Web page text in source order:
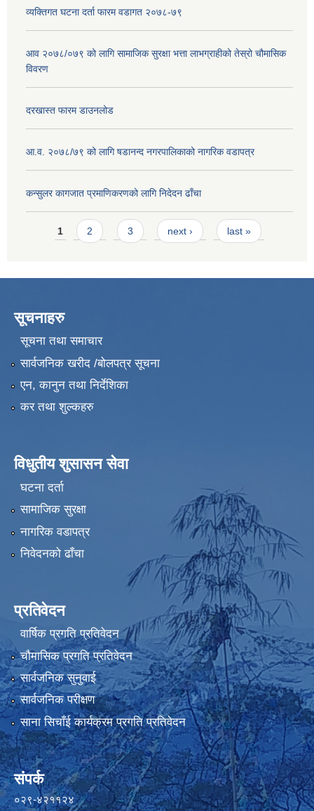
व्यक्तिगत घटना दर्ता फारम वडागत २०७८-७९
आव २०७८/०७९ को लागि सामाजिक सुरक्षा भत्ता लाभग्राहीको तेस्रो चौमासिक
विवरण
दरखास्त फारम डाउनलोड
आ.व. २०७८/७९ को लागि षडानन्द नगरपालिकाको नागरिक वडापत्र
कन्सुलर कागजात प्रमाणिकरणको लागि निदेदन ढाँचा
Pages
1 2 3 next › last »
सूचनाहरु
सूचना तथा समाचार
सार्वजनिक खरीद /बोलपत्र सूचना
एन, कानुन तथा निर्देशिका
कर तथा शुल्कहरु
विधुतीय शुसासन सेवा
घटना दर्ता
सामाजिक सुरक्षा
नागरिक वडापत्र
निवेदनको ढाँचा
प्रतिवेदन
वार्षिक प्रगति प्रतिवेदन
चौमासिक प्रगति प्रतिवेदन
सार्वजनिक सुनुवाई
सार्वजनिक परीक्षण
साना सिचाँई कार्यक्रम प्रगति प्रतिवेदन
संपर्क
०२९-४२११२४